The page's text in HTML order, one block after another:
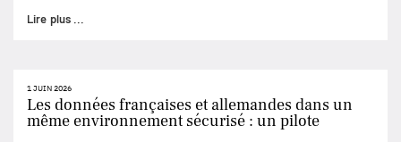
Lire plus ...
1 JUIN 2026
Les données françaises et allemandes dans un
même environnement sécurisé : un pilote